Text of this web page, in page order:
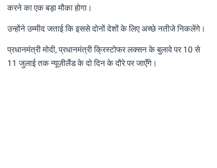
करने का एक बड़ा मौका होगा।
उन्होंने उम्मीद जताई कि इससे दोनों देशों के लिए अच्छे नतीजे निकलेंगे।
प्रधानमंत्री मोदी, प्रधानमंत्री क्रिस्टोफर लक्सन के बुलावे पर 10 से
11 जुलाई तक न्यूज़ीलैंड के दो दिन के दौरे पर जाएँगे।